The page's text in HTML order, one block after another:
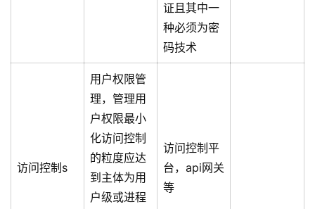
证且其中一
种必须为密
码技术
访问控制s
用户权限管
理，管理用
户权限最小
化访问控制
的粒度应达
到主体为用
户级或进程
访问控制平
台，api网关
等